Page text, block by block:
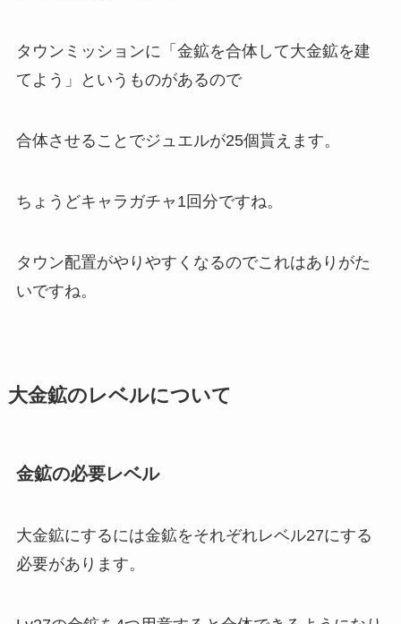
タウンミッションに「金鉱を合体して大金鉱を建
てよう」というものがあるので
合体させることでジュエルが25個貰えます。
ちょうどキャラガチャ1回分ですね。
タウン配置がやりやすくなるのでこれはありがた
いですね。
大金鉱のレベルについて
金鉱の必要レベル
大金鉱にするには金鉱をそれぞれレベル27にする
必要があります。